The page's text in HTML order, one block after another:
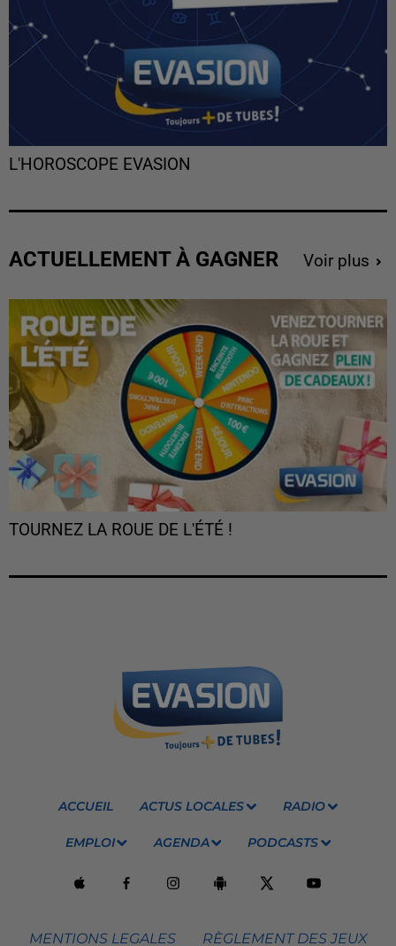
L'HOROSCOPE EVASION
ACTUELLEMENT À GAGNER Voir plus
TOURNEZ LA ROUE DE L'ÉTÉ !
ACCUEIL ACTUS LOCALES RADIO
EMPLOI AGENDA PODCASTS
MENTIONS LEGALES RÈGLEMENT DES JEUX